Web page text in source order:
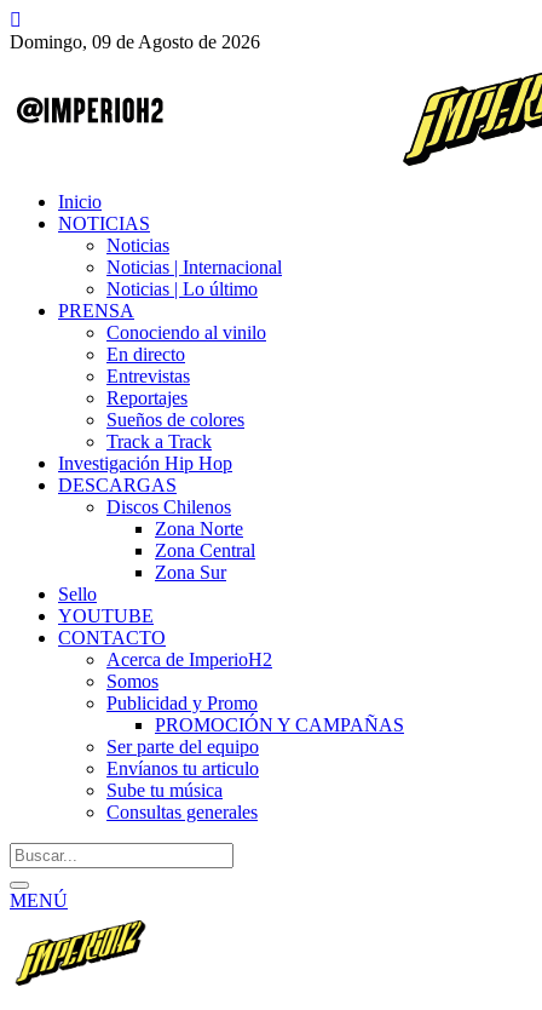
Domingo, 09 de Agosto de 2026
Inicio
NOTICIAS
Noticias
Noticias | Internacional
Noticias | Lo último
PRENSA
Conociendo al vinilo
En directo
Entrevistas
Reportajes
Sueños de colores
Track a Track
Investigación Hip Hop
DESCARGAS
Discos Chilenos
Zona Norte
Zona Central
Zona Sur
Sello
YOUTUBE
CONTACTO
Acerca de ImperioH2
Somos
Publicidad y Promo
PROMOCIÓN Y CAMPAÑAS
Ser parte del equipo
Envíanos tu articulo
Sube tu música
Consultas generales
MENÚ